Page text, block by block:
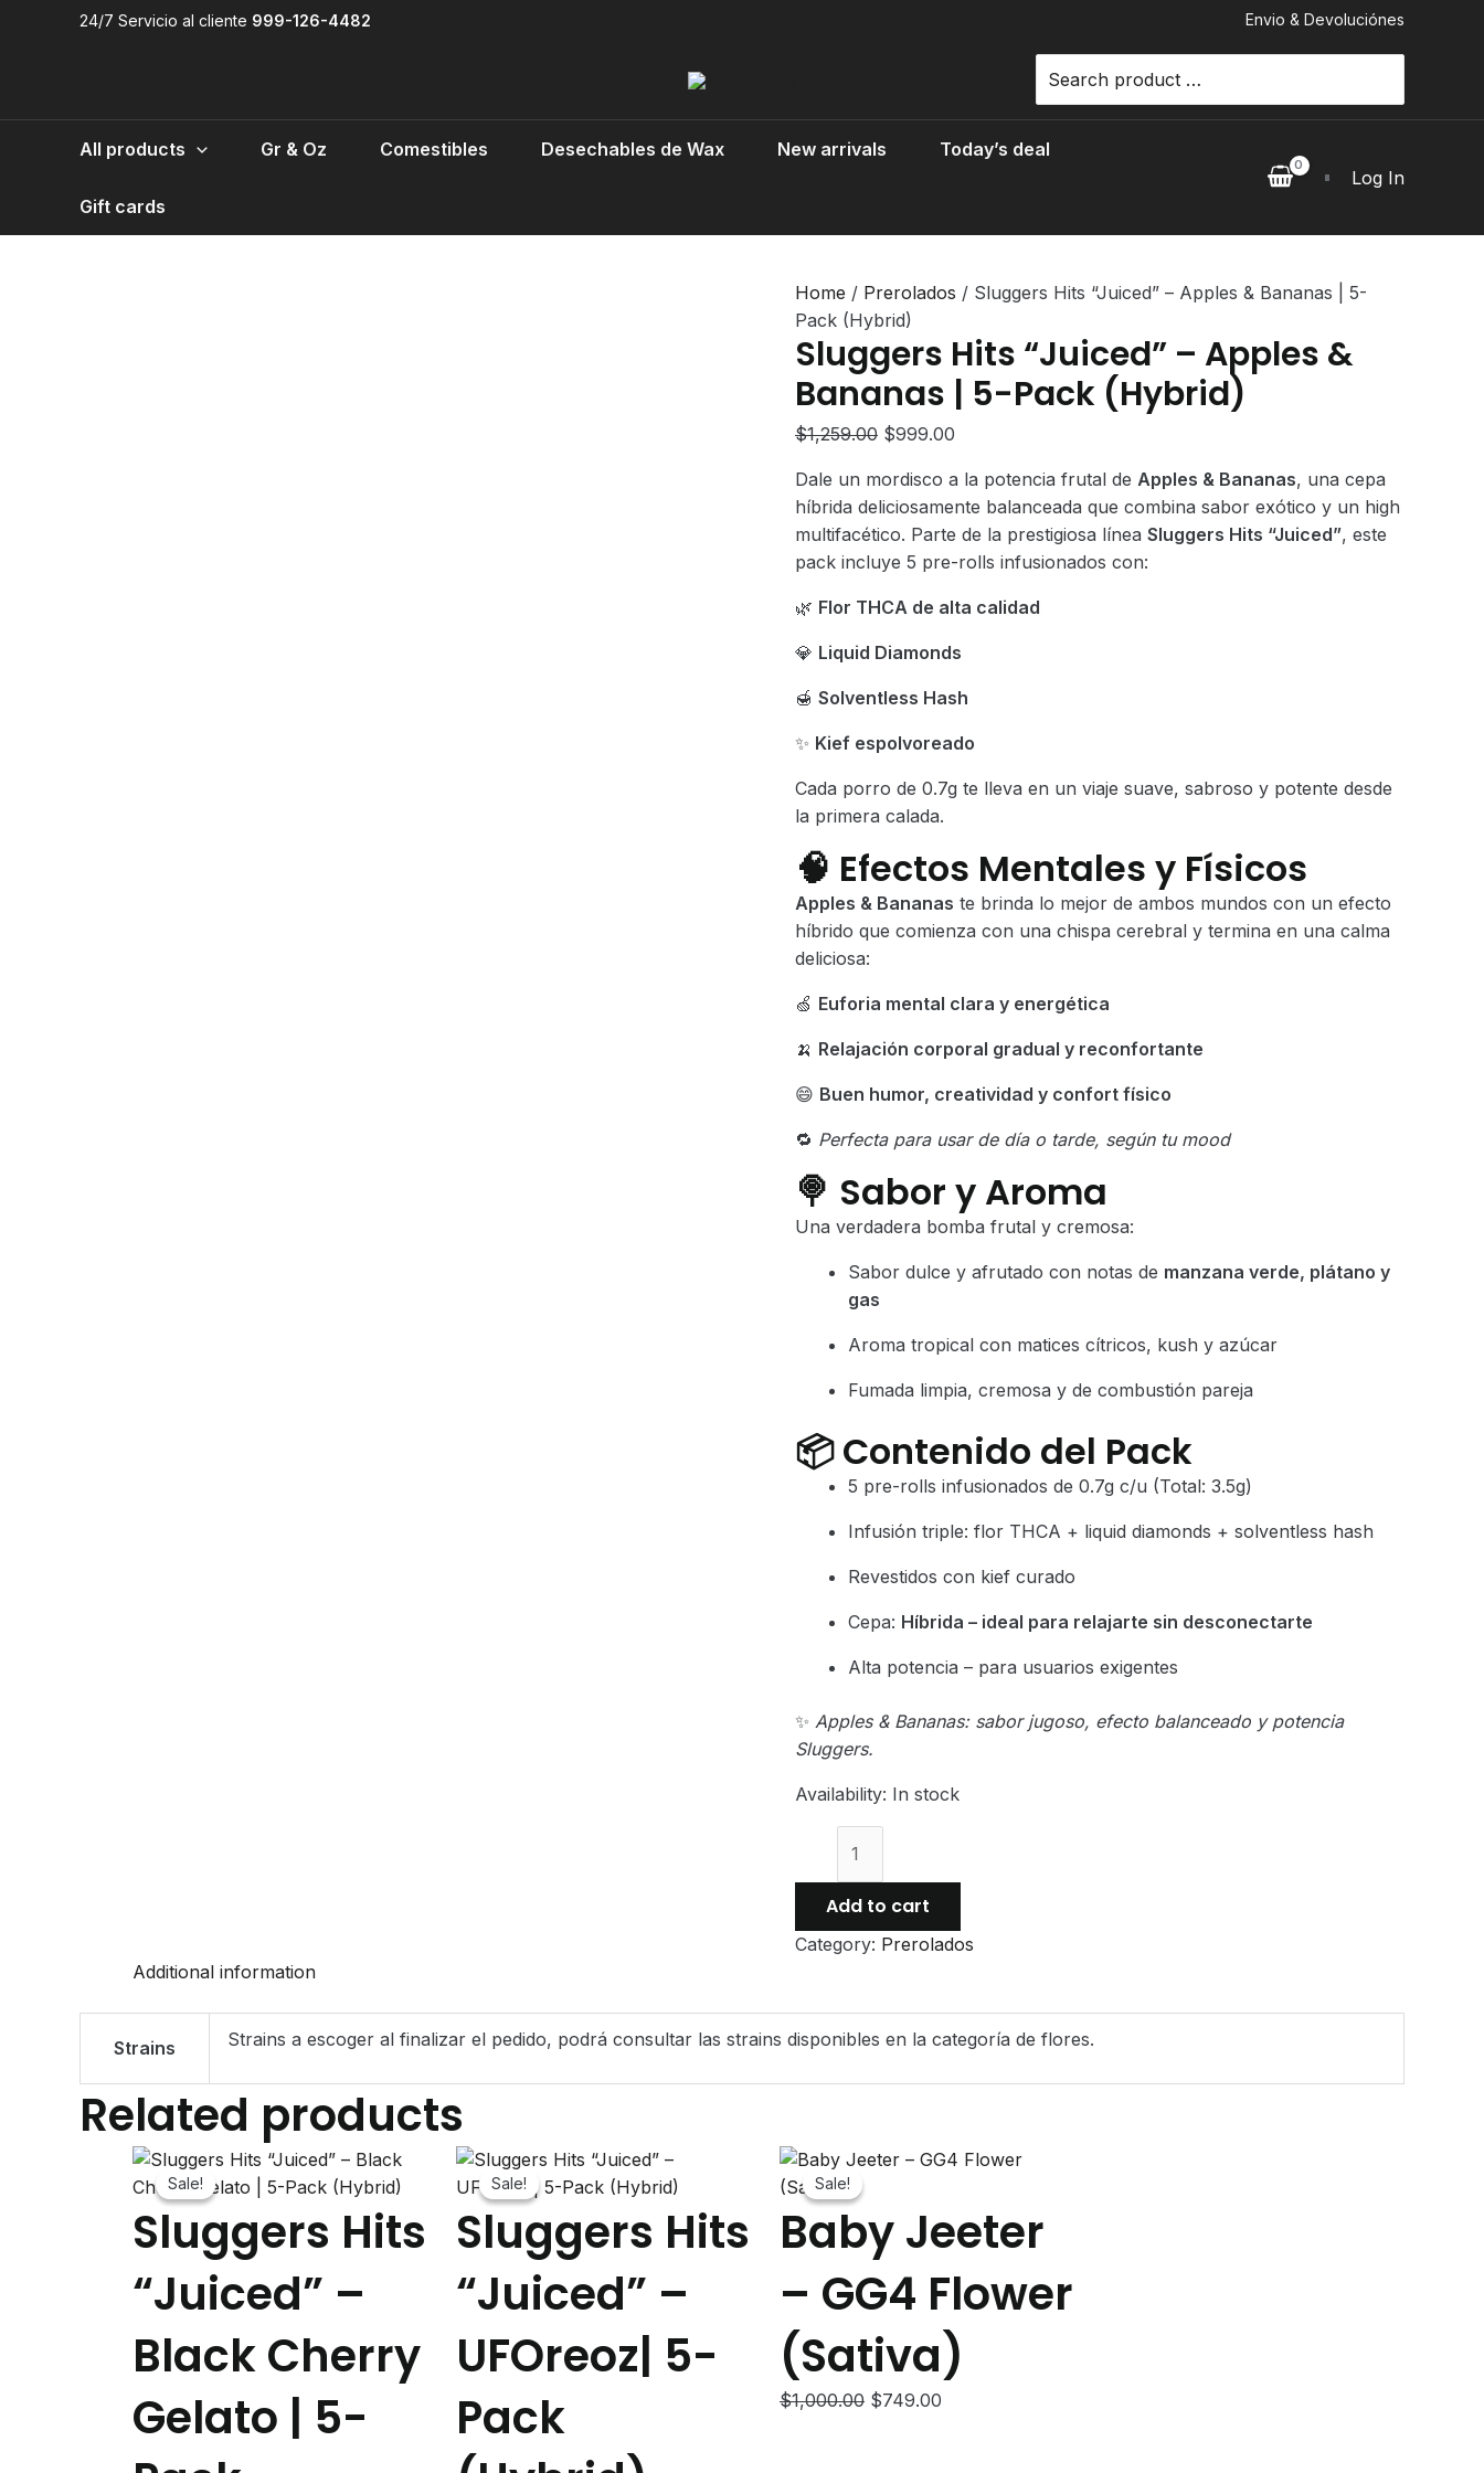
24/7 Servicio al cliente 999-126-4482 Envio & Devoluciónes
for:
All products Gr & Oz Comestibles Desechables de Wax New arrivals Today’s deal
Gift cards
Log In
Home / Prerolados / Sluggers Hits “Juiced” – Apples & Bananas | 5-
Pack (Hybrid)
Sluggers Hits “Juiced” – Apples &
Bananas | 5-Pack (Hybrid)
$1,259.00 Original
was:
$1,259.00.
$999.00
is:
$999.00.
Dale un mordisco a la potencia frutal de Apples & Bananas, una cepa
híbrida deliciosamente balanceada que combina sabor exótico y un high
multifacético. Parte de la prestigiosa línea Sluggers Hits “Juiced”, este
pack incluye 5 pre-rolls infusionados con:
🌿 Flor THCA de alta calidad
💎 Liquid Diamonds
🍯 Solventless Hash
✨ Kief espolvoreado
Cada porro de 0.7g te lleva en un viaje suave, sabroso y potente desde
la primera calada.
🧠 Efectos Mentales y Físicos
Apples & Bananas te brinda lo mejor de ambos mundos con un efecto
híbrido que comienza con una chispa cerebral y termina en una calma
deliciosa:
🍏 Euforia mental clara y energética
🍌 Relajación corporal gradual y reconfortante
😄 Buen humor, creatividad y confort físico
🔁 Perfecta para usar de día o tarde, según tu mood
🍭 Sabor y Aroma
Una verdadera bomba frutal y cremosa:
Sabor dulce y afrutado con notas de manzana verde, plátano y
gas
Aroma tropical con matices cítricos, kush y azúcar
Fumada limpia, cremosa y de combustión pareja
📦Contenido del Pack
5 pre-rolls infusionados de 0.7g c/u (Total: 3.5g)
Infusión triple: flor THCA + liquid diamonds + solventless hash
Revestidos con kief curado
Cepa: Híbrida – ideal para relajarte sin desconectarte
Alta potencia – para usuarios exigentes
✨ Apples & Bananas: sabor jugoso, efecto balanceado y potencia
Sluggers.
Availability: In stock
“Juiced”
Apples
|
Pack
Add to cart
Category: Prerolados
Additional information
Strains Strains a escoger al finalizar el pedido, podrá consultar las strains disponibles en la categoría de flores.
Related products
Sale!
Sale!
Sluggers Hits
“Juiced” –
Black Cherry
Gelato | 5-
Sale!
Sale!
Sluggers Hits
“Juiced” –
UFOreoz| 5-
Pack
Sale!
Sale!
Baby Jeeter
– GG4 Flower
(Sativa)
$1,000.00 Original
$749.00